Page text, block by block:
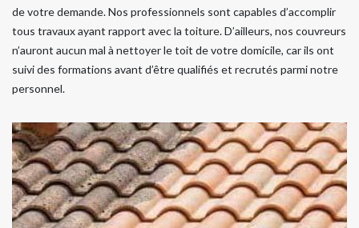
de votre demande. Nos professionnels sont capables d’accomplir
tous travaux ayant rapport avec la toiture. D’ailleurs, nos couvreurs
n’auront aucun mal à nettoyer le toit de votre domicile, car ils ont
suivi des formations avant d’être qualifiés et recrutés parmi notre
personnel.